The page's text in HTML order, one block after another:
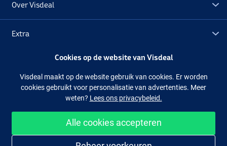
Over Visdeal
Extra
Facebook Instagram
Makkelijk en veilig shoppen
Cookies op de website van Visdeal
Visdeal maakt op de website gebruik van cookies. Er worden
cookies gebruikt voor personalisatie van advertenties. Meer
weten? Lees ons privacybeleid.
Alle cookies accepteren